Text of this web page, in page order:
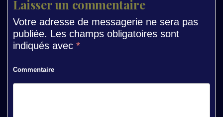
Laisser un commentaire
Votre adresse de messagerie ne sera pas
publiée. Les champs obligatoires sont
indiqués avec *
Commentaire